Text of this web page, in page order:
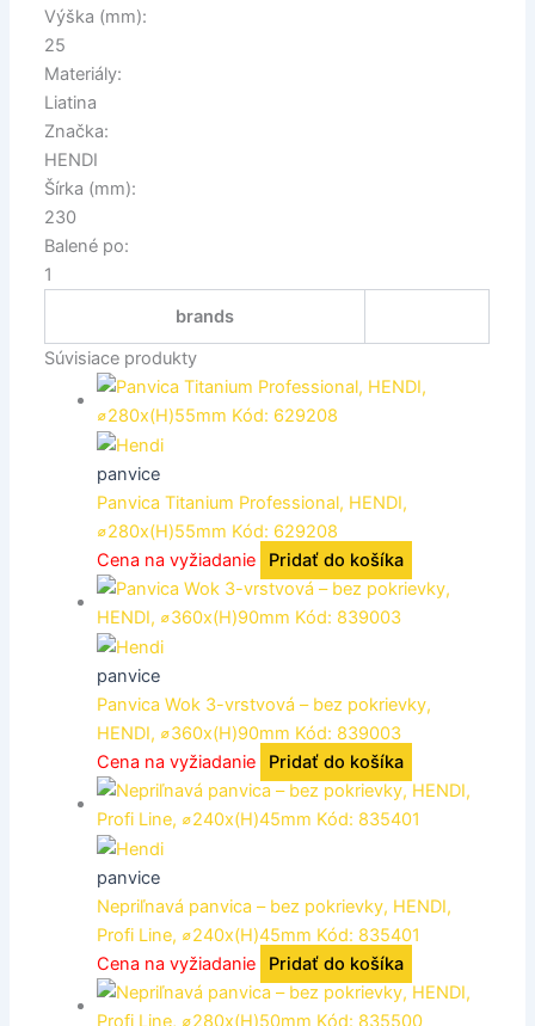
Výška (mm):
25
Materiály:
Liatina
Značka:
HENDI
Šírka (mm):
230
Balené po:
1
brands
Súvisiace produkty
panvice
Panvica Titanium Professional, HENDI,
⌀280x(H)55mm Kód: 629208
Cena na vyžiadanie
Pridať do košíka
panvice
Panvica Wok 3-vrstvová – bez pokrievky,
HENDI, ⌀360x(H)90mm Kód: 839003
Cena na vyžiadanie
Pridať do košíka
panvice
Nepriľnavá panvica – bez pokrievky, HENDI,
Profi Line, ⌀240x(H)45mm Kód: 835401
Cena na vyžiadanie
Pridať do košíka